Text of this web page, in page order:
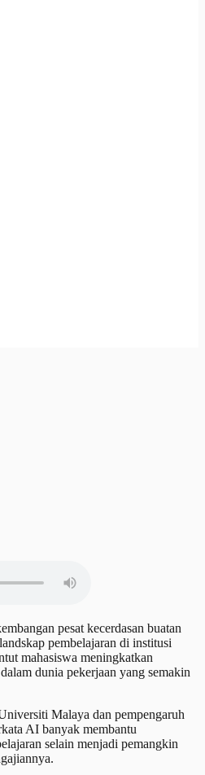
pesat kecerdasan buatan
pembelajaran di institusi
mahasiswa meningkatkan
dunia pekerjaan yang semakin
Malaya dan pempengaruh
AI banyak membantu
selain menjadi pemangkin